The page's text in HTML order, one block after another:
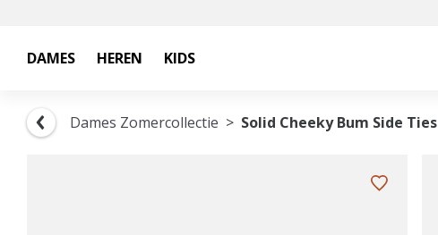
DAMES HEREN KIDS
Dames Zomercollectie Solid Cheeky Bum Side Ties